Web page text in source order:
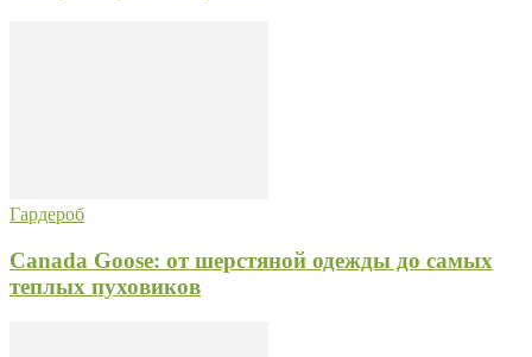
Гардероб
Canada Goose: от шерстяной одежды до самых
теплых пуховиков